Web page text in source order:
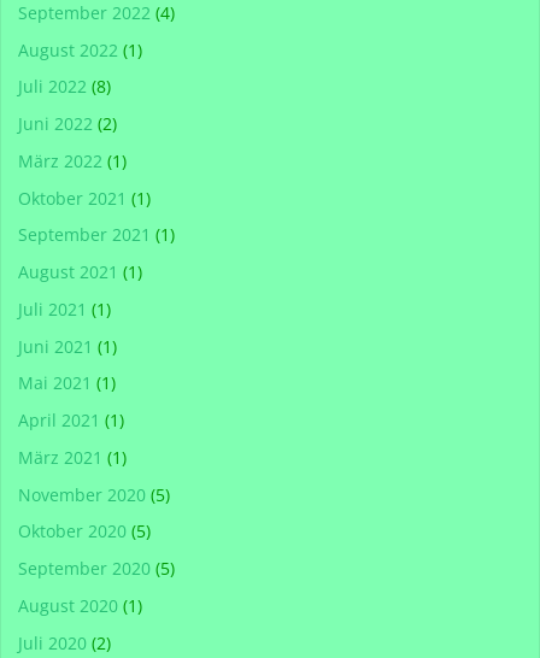
September 2022 (4)
August 2022 (1)
Juli 2022 (8)
Juni 2022 (2)
März 2022 (1)
Oktober 2021 (1)
September 2021 (1)
August 2021 (1)
Juli 2021 (1)
Juni 2021 (1)
Mai 2021 (1)
April 2021 (1)
März 2021 (1)
November 2020(5)
Oktober 2020(5)
September 2020(5)
August 2020(1)
Juli 2020(2)